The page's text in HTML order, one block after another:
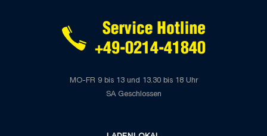
MO-FR 9 bis 13 und 13.30 bis 18 Uhr
SA Geschlossen